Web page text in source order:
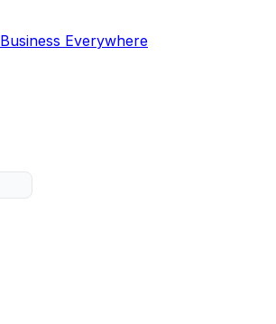
Business Everywhere